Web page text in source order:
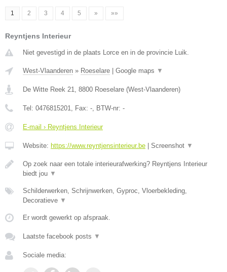
1 2 3 4 5 » »»
Reyntjens Interieur
Niet gevestigd in de plaats Lorce en in de provincie Luik.
West-Vlaanderen » Roeselare Google maps ▼
De Witte Reek 21, 8800 Roeselare (West-Vlaanderen)
Tel: 0476815201, Fax: -, BTW-nr: -
E-mail › Reyntjens Interieur
Website: https://www.reyntjensinterieur.be Screenshot ▼
Op zoek naar een totale interieurafwerking? Reyntjens Interieur
biedt jou ▼
Schilderwerken, Schrijnwerken, Gyproc, Vloerbekleding,
Decoratieve ▼
Er wordt gewerkt op afspraak.
Laatste facebook posts ▼
Sociale media: